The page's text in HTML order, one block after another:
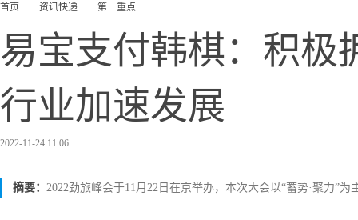
首页 资讯快递 第一重点
易宝支付韩棋：积极
行业加速发展
2022-11-24 11:06
摘要： 2022劲旅峰会于11月22日在京举办，本次大会以“蓄势·聚力”为